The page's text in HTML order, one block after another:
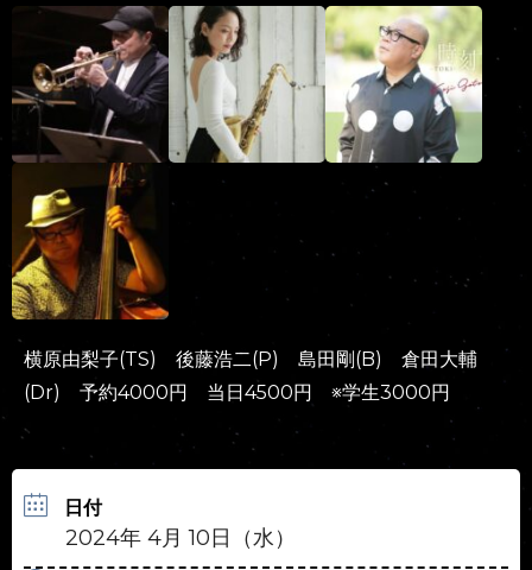
横原由梨子(TS) 後藤浩二(P) 島田剛(B) 倉田大輔
(Dr) 予約4000円 当日4500円 ※学生3000円
日付
2024年 4月 10日（水）